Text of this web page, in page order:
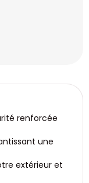
renforcée
une
extérieur et